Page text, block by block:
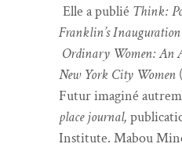
Elle a pub­lié Think:
Franklin’s
Ordi­nary Women: An
New York City Women
Futur imag­iné
place jour­nal,
Insti­tute. Mabou